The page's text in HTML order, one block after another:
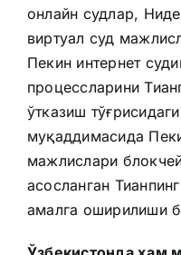
онлайн судлар,
виртуал суд
Пекин интернет
процессларини
ўтказиш
муқаддимасида
мажлислари
асосланган
амалга оширилиши